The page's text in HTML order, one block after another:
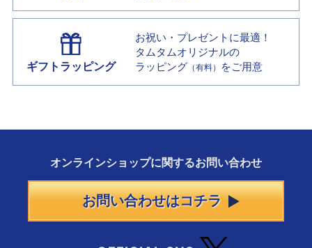
ギフトラッピング
お祝い・プレゼントに最適！
タムタムオリジナルの
ラッピング （有料） をご用意
オンラインショップに関するお問い合わせ
お問い合わせはコチラ